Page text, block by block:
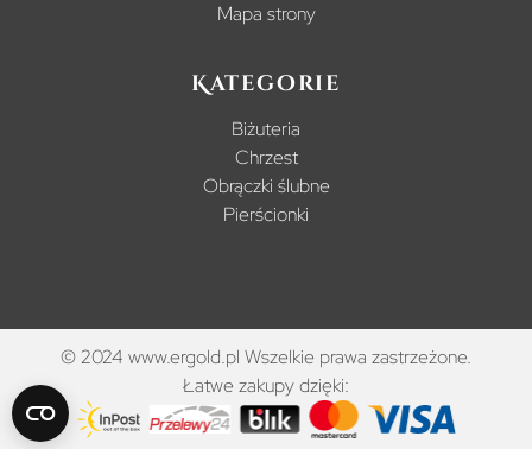
Mapa strony
Kategorie
Biżuteria
Chrzest
Obrączki ślubne
Pierścionki
© 2024 www.ergold.pl Wszelkie prawa zastrzeżone.
Łatwe zakupy dzięki: